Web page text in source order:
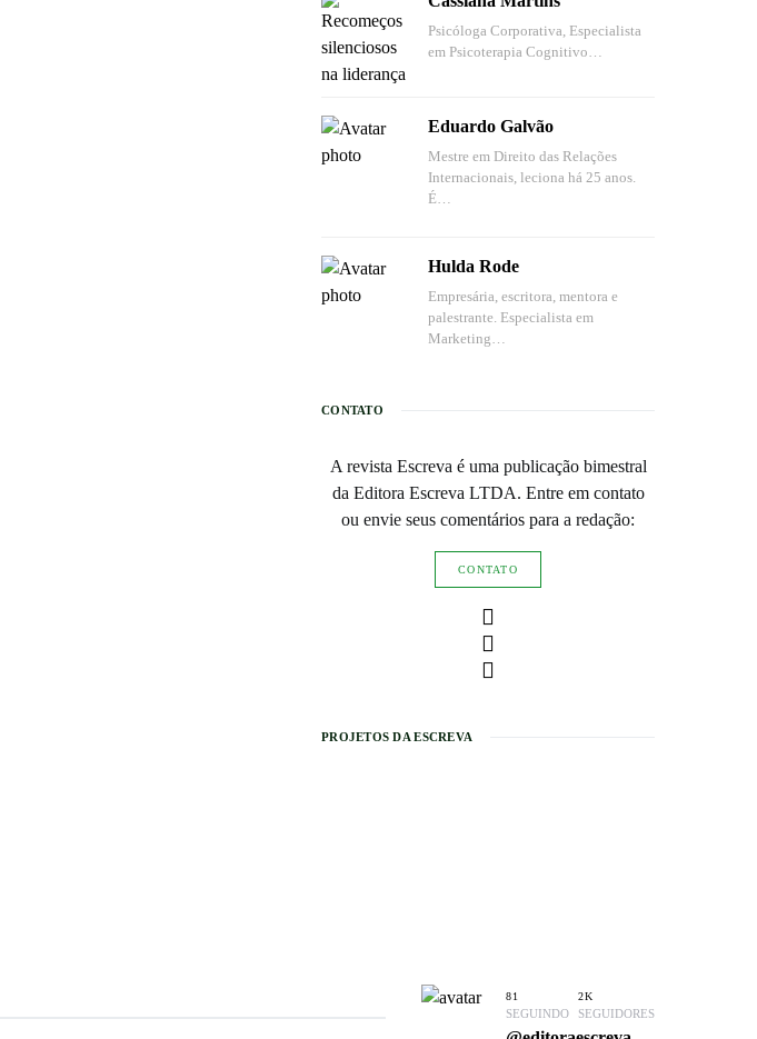
Psicóloga Corporativa, Especialista
em Psicoterapia Cognitivo…
Eduardo Galvão
Mestre em Direito das Relações
Internacionais, leciona há 25 anos.
É…
Hulda Rode
Empresária, escritora, mentora e
palestrante. Especialista em
Marketing…
CONTATO
A revista Escreva é uma publicação bimestral
da Editora Escreva LTDA. Entre em contato
ou envie seus comentários para a redação:
CONTATO
PROJETOS DA ESCREVA
81
SEGUINDO
2K
SEGUIDORES